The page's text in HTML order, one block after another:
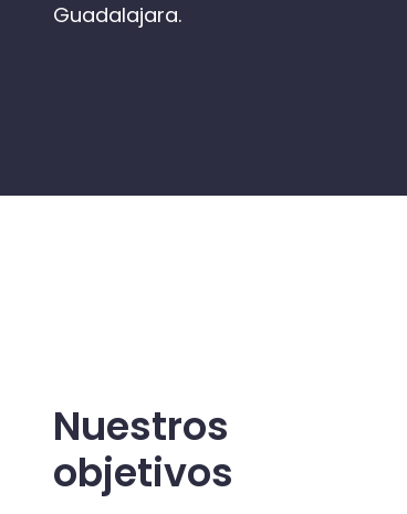
Guadalajara.
Nuestros
objetivos